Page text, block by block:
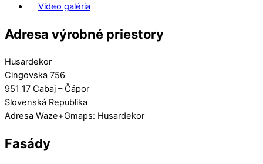
Video galéria
Adresa výrobné priestory
Husardekor
Cingovska 756
951 17 Cabaj – Čápor
Slovenská Republika
Adresa Waze+Gmaps: Husardekor
Fasády